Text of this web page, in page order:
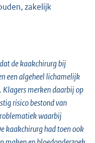
za­kelijk
de kaakchirurg bij
een algeheel lichamelijk
Klagers merken daarbij op
risico bestond van
waarbij
kaakchirurg had toen ook